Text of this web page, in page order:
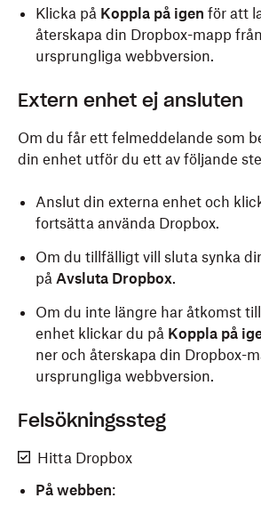
Klicka på Koppla på igen för att
återskapa din Dropbox-mapp
ursprungliga webbversion.
Extern enhet ej ansluten
Om du får ett felmeddelande som
din enhet utför du ett av följande
Anslut din externa enhet och
fortsätta använda Dropbox.
Om du tillfälligt vill sluta synka
på Avsluta Dropbox.
Om du inte längre har åtkomst
enhet klickar du på Koppla på
ner och återskapa din Dropbox-
ursprungliga webbversion.
Felsökningssteg
Hitta Dropbox
På webben: